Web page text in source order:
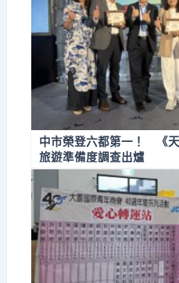
中市榮登六都第一！ 《
旅遊準備度調查出爐